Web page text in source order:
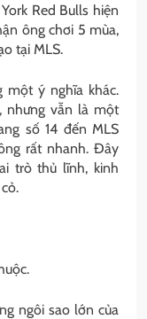
Red Bulls hiện
ông chơi 5 mùa,
tại MLS.
một ý nghĩa khác.
nhưng vẫn là một
số 14 đến MLS
rất nhanh. Đây
trò thủ lĩnh, kinh
ngôi sao lớn của